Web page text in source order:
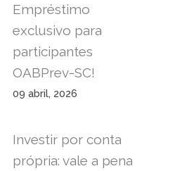
Empréstimo
exclusivo para
participantes
OABPrev-SC!
09 abril, 2026
Investir por conta
própria: vale a pena